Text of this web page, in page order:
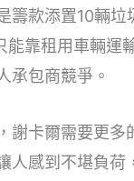
籌款添置10輛垃
能靠租用車輛運
承包商競爭。
謝卡爾需要更多
人感到不堪負荷